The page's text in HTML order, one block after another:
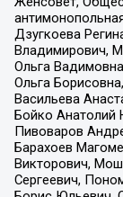
Дзугкоева
Владимирович,
Ольга
Ольга
Васильева
Бойко Анатолий
Пивоваров
Барахоев
Викторович,
Сергеевич,